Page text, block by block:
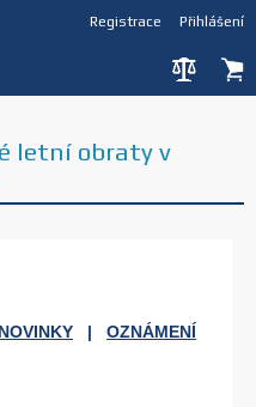
Přihlášení
Registrace
letní obraty v
NOVINKY | OZNÁMENÍ